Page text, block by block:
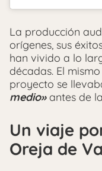
La producción
orígenes, sus
han vivido a lo
décadas. El
proyecto se
medio» antes de
Un viaje
Oreja de